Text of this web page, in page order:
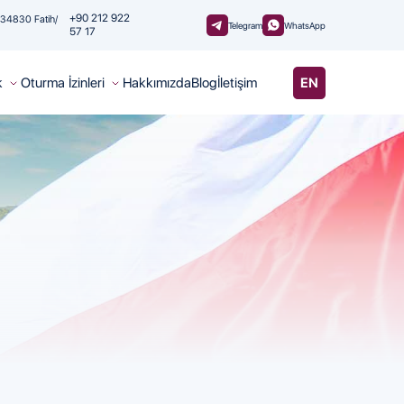
34830 Fatih/
+90 212 922
57 17
Telegram WhatsApp
Oturma İzinleri HakkımızdaBlogİletişim